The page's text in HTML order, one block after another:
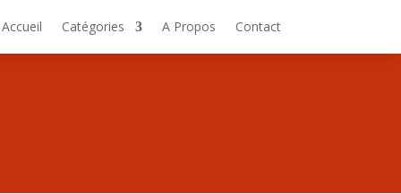
Accueil Catégories A Propos Contact